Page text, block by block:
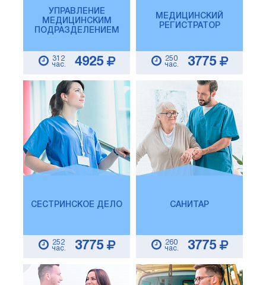
УПРАВЛЕНИЕ
МЕДИЦИНСКИМ
ПОДРАЗДЕЛЕНИЕМ
312
час.
4925
МЕДИЦИНСКИЙ
РЕГИСТРАТОР
250
час.
3775
СЕСТРИНСКОЕ ДЕЛО
252
час.
3775
САНИТАР
260
час.
3775